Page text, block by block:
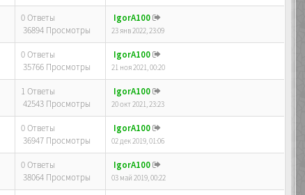
0 Ответы
36894 Просмотры
IgorA100
23 янв 2022, 23:09
0 Ответы
35766 Просмотры
IgorA100
21 ноя 2021, 00:20
1 Ответы
42543 Просмотры
IgorA100
20 окт 2021, 23:23
0 Ответы
36947 Просмотры
IgorA100
02 дек 2019, 01:06
0 Ответы
38064 Просмотры
IgorA100
03 май 2019, 00:22